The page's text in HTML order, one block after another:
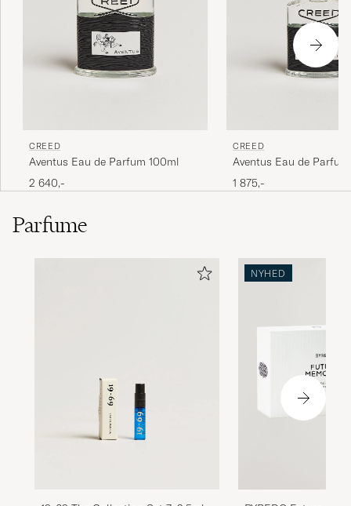
CREED
Aventus Eau de Parfum 100ml
2 640,-
CREED
Aventus Eau de
1 875,-
Parfume
NYHED